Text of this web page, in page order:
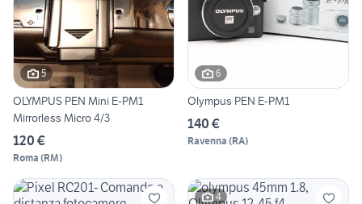
5
OLYMPUS PEN Mini E-PM1
Mirrorless Micro 4/3
120 €
Roma (RM)
6
Olympus PEN E-PM1
140 €
Ravenna (RA)
4